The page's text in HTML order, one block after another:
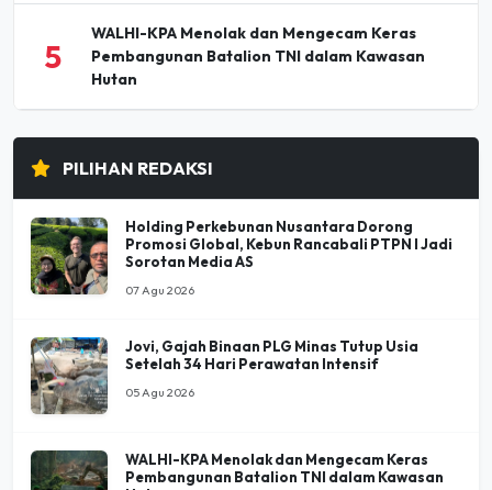
5
WALHI-KPA Menolak dan Mengecam Keras
Pembangunan Batalion TNI dalam Kawasan
Hutan
PILIHAN REDAKSI
Holding Perkebunan Nusantara Dorong
Promosi Global, Kebun Rancabali PTPN I Jadi
Sorotan Media AS
07 Agu 2026
Jovi, Gajah Binaan PLG Minas Tutup Usia
Setelah 34 Hari Perawatan Intensif
05 Agu 2026
WALHI-KPA Menolak dan Mengecam Keras
Pembangunan Batalion TNI dalam Kawasan